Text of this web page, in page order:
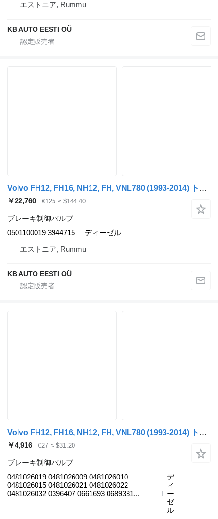
エストニア, Rummu
KB AUTO EESTI OÜ
Volvo FH12, FH16, NH12, FH, VNL780 (1993-2014) トラックのためのBosch FH12 1シリーズ (01.93-12.02) 0501100019 ブレーキ制御バルブ
￥22,760 €125 ≈ $144.40
ブレーキ制御バルブ
0501100019 3944715
ディーゼル
エストニア, Rummu
KB AUTO EESTI OÜ
Volvo FH12, FH16, NH12, FH, VNL780 (1993-2014) トラックのためのBosch FH12 1シリーズ (01.93-12.02) 0481026019 ブレーキ制御バルブ
￥4,916 €27 ≈ $31.20
ブレーキ制御バルブ
0481026019 0481026009 0481026010
0481026015 0481026021 0481026022
0481026032 0396407 0661693 0689331...
デ
ィ
ー
ゼ
ル